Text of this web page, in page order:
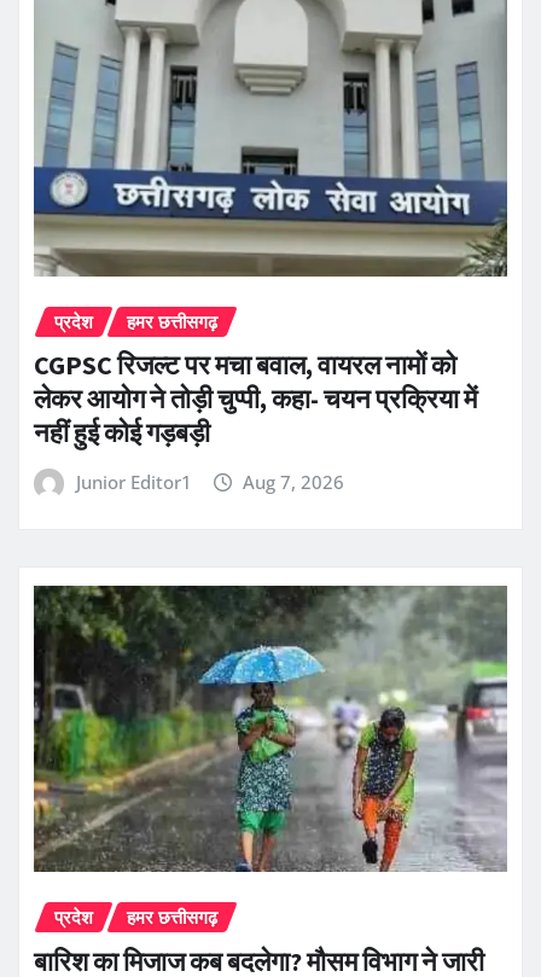
प्रदेश हमर छत्तीसगढ़
CGPSC रिजल्ट पर मचा बवाल, वायरल नामों को
लेकर आयोग ने तोड़ी चुप्पी, कहा- चयन प्रक्रिया में
नहीं हुई कोई गड़बड़ी
Junior Editor1 Aug 7, 2026
प्रदेश हमर छत्तीसगढ़
बारिश का मिजाज कब बदलेगा? मौसम विभाग ने जारी